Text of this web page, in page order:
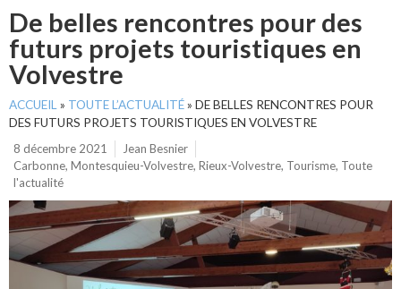
De belles rencontres pour des
futurs projets touristiques en
Volvestre
ACCUEIL » TOUTE L’ACTUALITÉ» DE BELLES RENCONTRES POUR
DES FUTURS PROJETS TOURISTIQUES EN VOLVESTRE
8 décembre 2021
Jean Besnier
Carbonne, Montesquieu-Volvestre, Rieux-Volvestre, Tourisme, Toute
l'actualité